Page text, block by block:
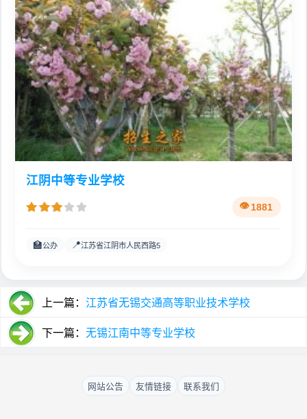
江阴中等专业学校
1881
🏫公办 📍江苏省江阴市人民西路5
上一篇： 江苏省无锡交通高等职业技术学校
下一篇： 无锡江南中等专业学校
网站公告 友情链接 联系我们